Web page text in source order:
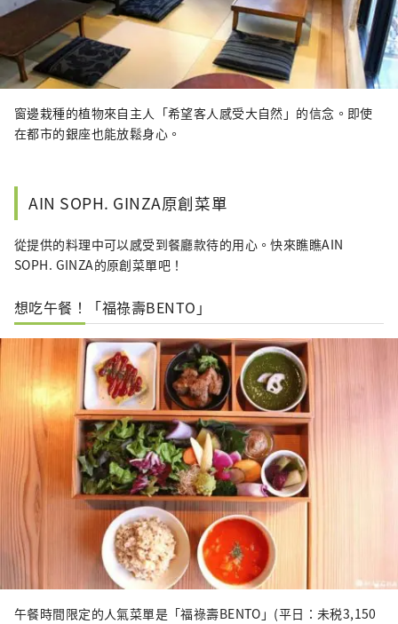
窗邊栽種的植物來自主人「希望客人感受大自然」的信念。即使
在都市的銀座也能放鬆身心。
AIN SOPH. GINZA原創菜單
從提供的料理中可以感受到餐廳款待的用心。快來瞧瞧AIN
SOPH. GINZA的原創菜單吧！
想吃午餐！「福祿壽BENTO」
午餐時間限定的人氣菜單是「福祿壽BENTO」(平日：未税3,150